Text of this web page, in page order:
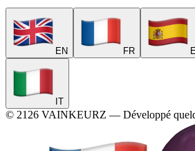
EN FR
IT
© 2126 VAINKEURZ — Développé